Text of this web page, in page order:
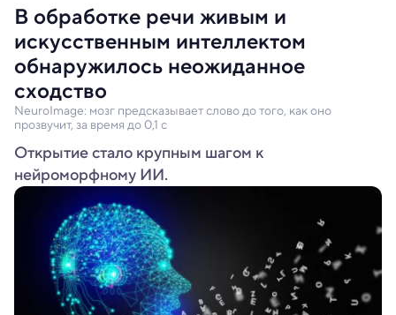
В обработке речи живым и
искусственным интеллектом
обнаружилось неожиданное
сходство
NeuroImage: мозг предсказывает слово до того, как оно
прозвучит, за время до 0,1 с
Открытие стало крупным шагом к
нейроморфному ИИ.